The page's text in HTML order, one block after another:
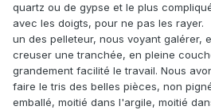
quartz ou de gypse et le plus
avec les doigts, pour ne pas les rayer.
un des pelleteur, nous voyant galérer,
creuser une tranchée, en pleine
grandement facilité le travail. Nous
faire le tris des belles pièces, non
emballé, moitié dans l'argile, moitié